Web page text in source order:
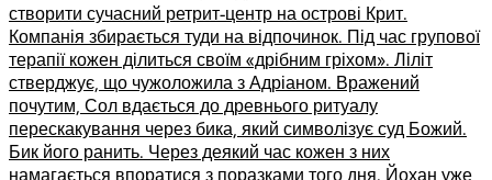
створити сучасний ретрит-центр на острові Крит.
Компанія збирається туди на відпочинок. Під час групової
терапії кожен ділиться своїм «дрібним гріхом». Ліліт
стверджує, що чужоложила з Адріаном. Вражений
почутим, Сол вдається до древнього ритуалу
перескакування через бика, який символізує суд Божий.
Бик його ранить. Через деякий час кожен з них
намагається впоратися з поразками того дня. Йохан уже